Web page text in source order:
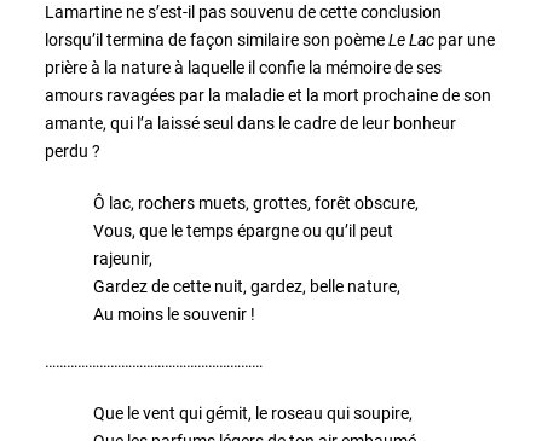
Lamartine ne s’est-il pas souvenu de cette conclusion
lorsqu’il termina de façon similaire son poèmeLe Lac par une
prière à la nature à laquelle il confie la mémoire de ses
amours ravagées par la maladie et la mort prochaine de son
amante, qui l’a laissé seul dans le cadre de leur bonheur
perdu ?
Ô lac, rochers muets, grottes, forêt obscure,
Vous, que le temps épargne ou qu’il peut
rajeunir,
Gardez de cette nuit, gardez, belle nature,
Au moins le souvenir !
……………………………………………………
Que le vent qui gémit, le roseau qui soupire,